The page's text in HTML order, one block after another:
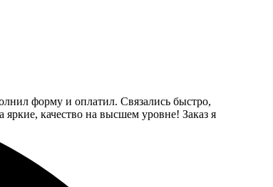
форму и оплатил. Связались быстро,
качество на высшем уровне! Заказ я